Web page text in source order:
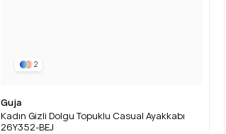
2
Guja
Kadın Gizli Dolgu Topuklu Casual Ayakkabı
26Y352-BEJ